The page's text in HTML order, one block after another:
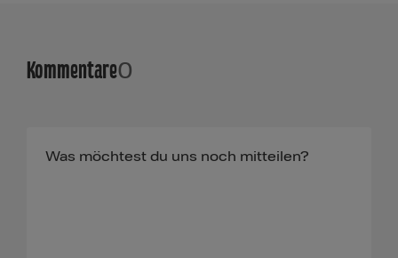
Kommentare0